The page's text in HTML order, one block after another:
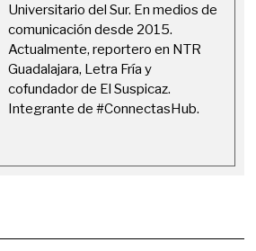
Universitario del Sur. En medios de
comunicación desde 2015.
Actualmente, reportero en NTR
Guadalajara, Letra Fría y
cofundador de El Suspicaz.
Integrante de #ConnectasHub.